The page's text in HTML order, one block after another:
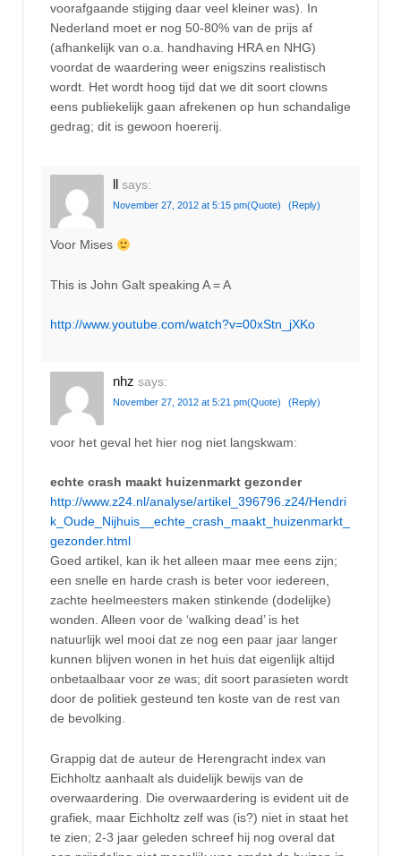
voorafgaande stijging daar veel kleiner was). In
Nederland moet er nog 50-80% van de prijs af
(afhankelijk van o.a. handhaving HRA en NHG)
voordat de waardering weer enigszins realistisch
wordt. Het wordt hoog tijd dat we dit soort clowns
eens publiekelijk gaan afrekenen op hun schandalige
gedrag; dit is gewoon hoererij.
ll says:
November 27, 2012 at 5:15 pm(Quote) (Reply)
Voor Mises
This is John Galt speaking A = A
http://www.youtube.com/watch?v=00xStn_jXKo
nhz says:
November 27, 2012 at 5:21 pm(Quote) (Reply)
voor het geval het hier nog niet langskwam:
echte crash maakt huizenmarkt gezonder
http://www.z24.nl/analyse/artikel_396796.z24/Hendri
k_Oude_Nijhuis__echte_crash_maakt_huizenmarkt_
gezonder.html
Goed artikel, kan ik het alleen maar mee eens zijn;
een snelle en harde crash is beter voor iedereen,
zachte heelmeesters maken stinkende (dodelijke)
wonden. Alleen voor de ‘walking dead’ is het
natuurlijk wel mooi dat ze nog een paar jaar langer
kunnen blijven wonen in het huis dat eigenlijk altijd
onbetaalbaar voor ze was; dit soort parasieten wordt
door de politiek gesteund ten koste van de rest van
de bevolking.
Grappig dat de auteur de Herengracht index van
Eichholtz aanhaalt als duidelijk bewijs van de
overwaardering. Die overwaardering is evident uit de
grafiek, maar Eichholtz zelf was (is?) niet in staat het
te zien; 2-3 jaar geleden schreef hij nog overal dat